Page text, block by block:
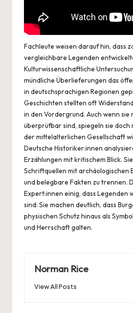
Fachleute weisen darauf hin, dass
vergleichbare Legenden
Kulturwissenschaftliche
mündliche Überlieferungen das
in deutschsprachigen Regionen
Geschichten stellten oft
in den Vordergrund. Auch wenn sie
überprüfbar sind, spiegeln sie doch
der mittelalterlichen Gesellschaft
Deutsche Historiker:innen
Erzählungen mit kritischem Blick.
Schriftquellen mit archäologischen
und belegbare Fakten zu trennen.
Expert:innen einig, dass Legenden
sind: Sie machen deutlich, dass
physischen Schutz hinaus als
und Herrschaft galten.
Norman Rice
View All Posts